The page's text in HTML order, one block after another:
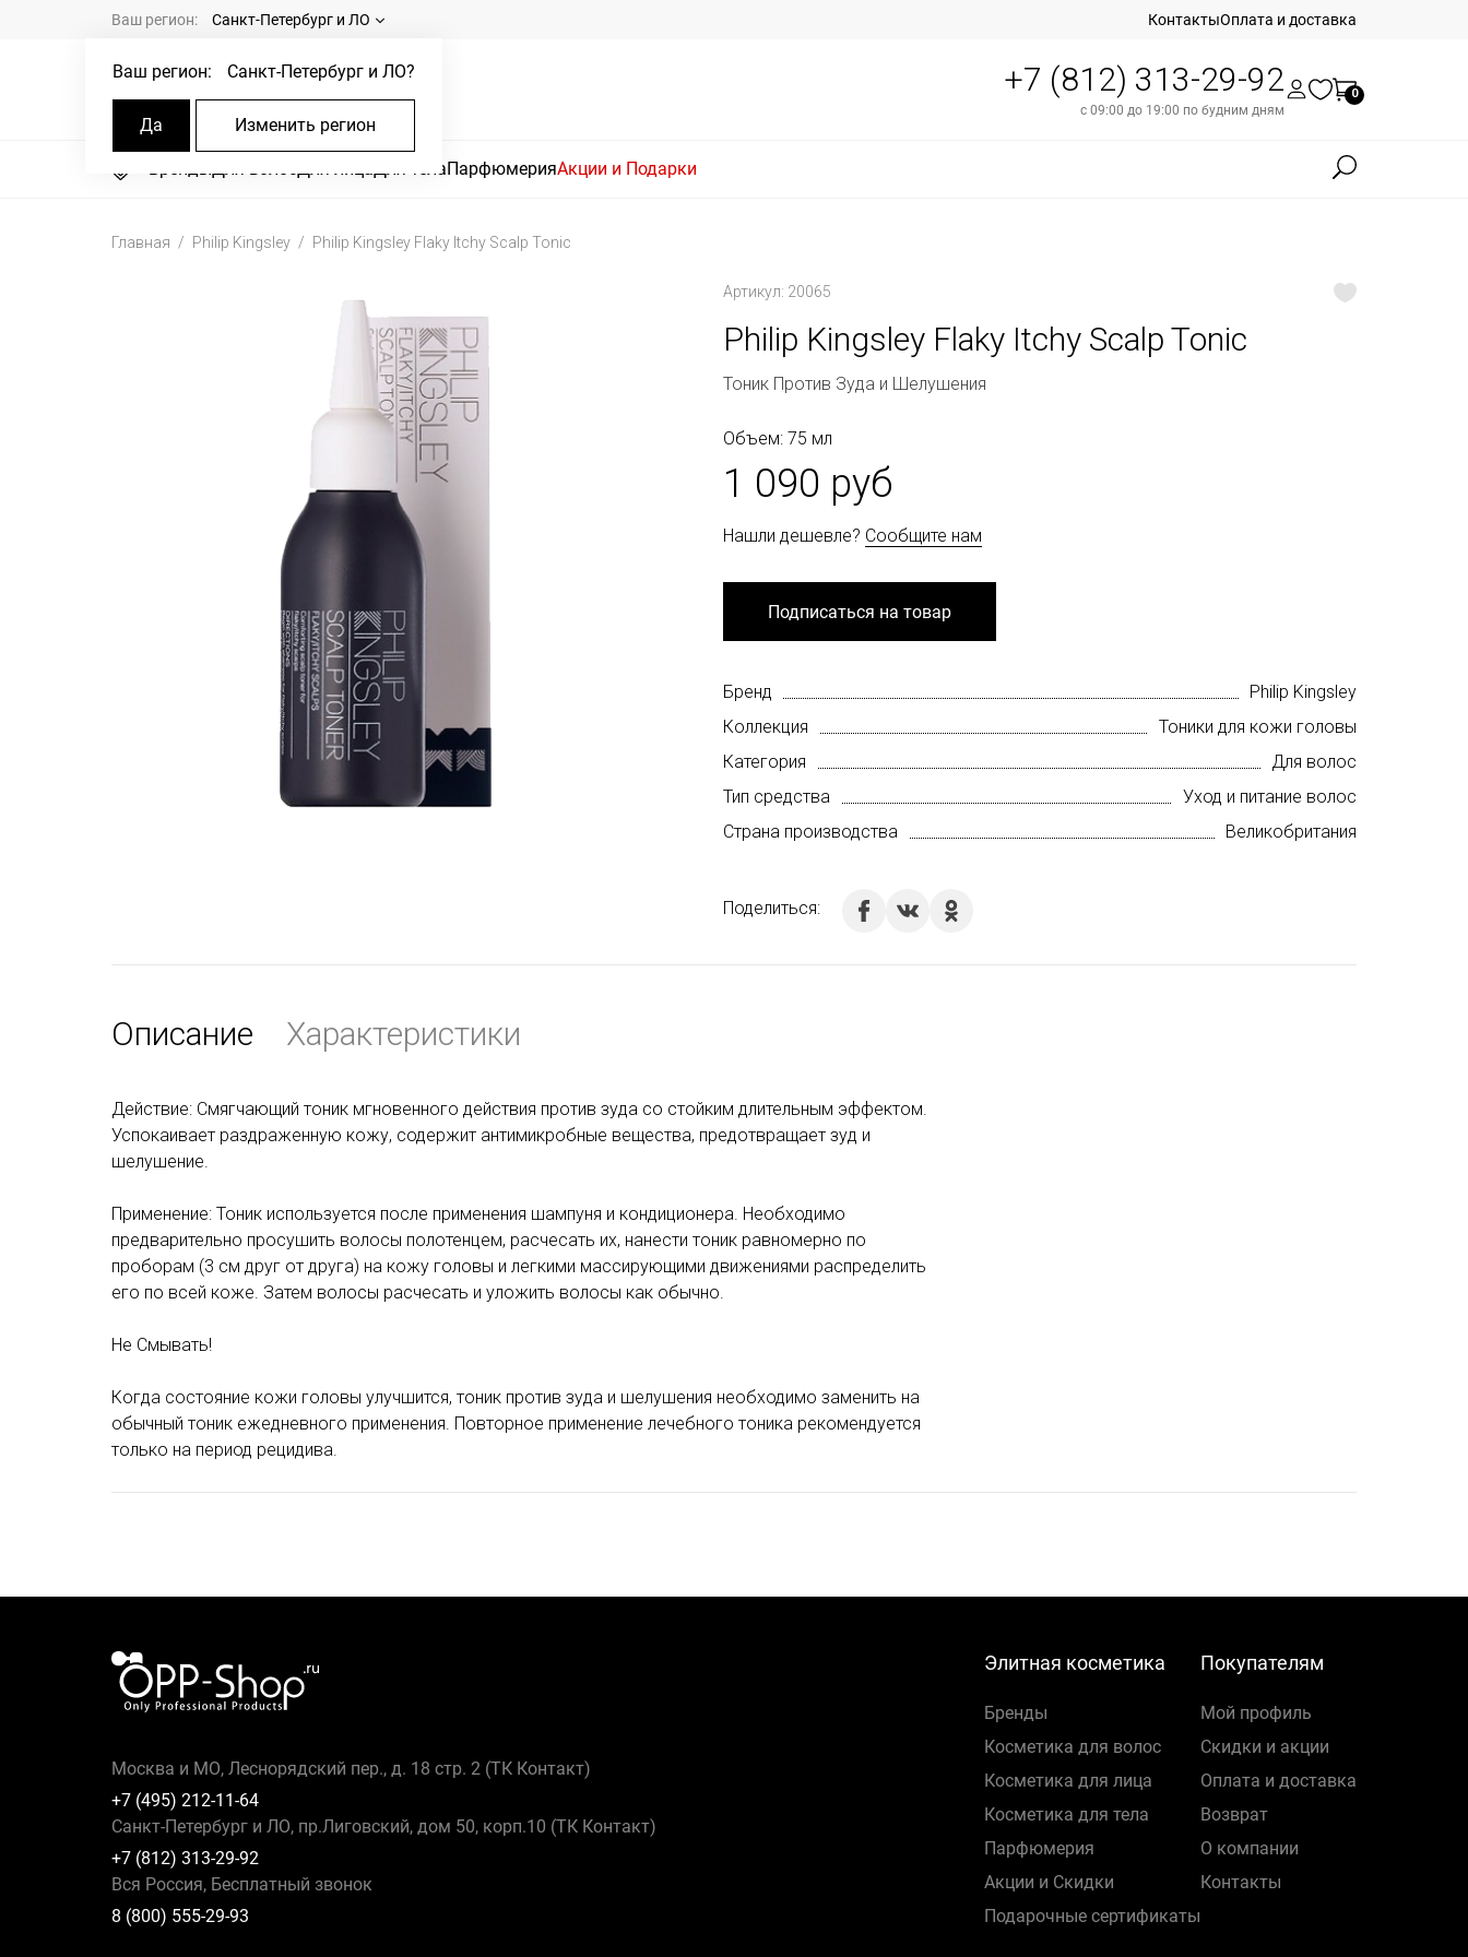
Ваш регион: Санкт-Петербург и ЛО
Ваш регион: Санкт-Петербург и ЛО?
Да Изменить регион
КонтактыОплата и доставка
+7 (812) 313-29-92
с 09:00 до 19:00 по будним дням
0
БрендыДля волосДля лицаДля телаПарфюмерияАкции и Подарки
Главная Philip Kingsley Philip Kingsley Flaky Itchy Scalp Tonic
Артикул: 20065
Philip Kingsley Flaky Itchy Scalp Tonic
Тоник Против Зуда и Шелушения
Объем: 75 мл
1 090 руб
Нашли дешевле? Сообщите нам
Подписаться на товар
Бренд
Philip Kingsley
Коллекция
Тоники для кожи головы
Категория
Для волос
Тип средства
Уход и питание волос
Страна производства
Великобритания
Поделиться:
Описание Характеристики
Действие: Cмягчающий тоник мгновенного действия против зуда со стойким длительным эффектом.
Успокаивает раздраженную кожу, содержит антимикробные вещества, предотвращает зуд и
шелушение.
Применение: Тоник используется после применения шампуня и кондиционера. Необходимо
предварительно просушить волосы полотенцем, расчесать их, нанести тоник равномерно по
проборам (3 см друг от друга) на кожу головы и легкими массирующими движениями распределить
его по всей коже. Затем волосы расчесать и уложить волосы как обычно.
Не Смывать!
Когда состояние кожи головы улучшится, тоник против зуда и шелушения необходимо заменить на
обычный тоник ежедневного применения. Повторное применение лечебного тоника рекомендуется
только на период рецидива.
Москва и МО, Леснорядский пер., д. 18 стр. 2 (ТК Контакт)
+7 (495) 212-11-64
Санкт-Петербург и ЛО, пр.Лиговский, дом 50, корп.10 (ТК Контакт)
+7 (812) 313-29-92
Вся Россия, Бесплатный звонок
8 (800) 555-29-93
Элитная косметика
Бренды
Косметика для волос
Косметика для лица
Косметика для тела
Парфюмерия
Акции и Скидки
Подарочные сертификаты
Покупателям
Мой профиль
Скидки и акции
Оплата и доставка
Возврат
О компании
Контакты